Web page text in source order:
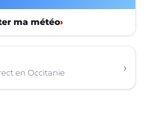
ma météo›
en Occitanie ›